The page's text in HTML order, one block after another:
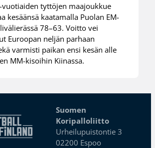
vuotiaiden tyttöjen maajoukkue
kesäänsä kaatamalla Puolan EM-
78–63. Voitto vei
Euroopan neljän parhaan
varmisti paikan ensi kesän alle
MM-kisoihin Kiinassa.
Suomen
Koripalloliitto
Urheilupuistontie 3
02200 Espoo